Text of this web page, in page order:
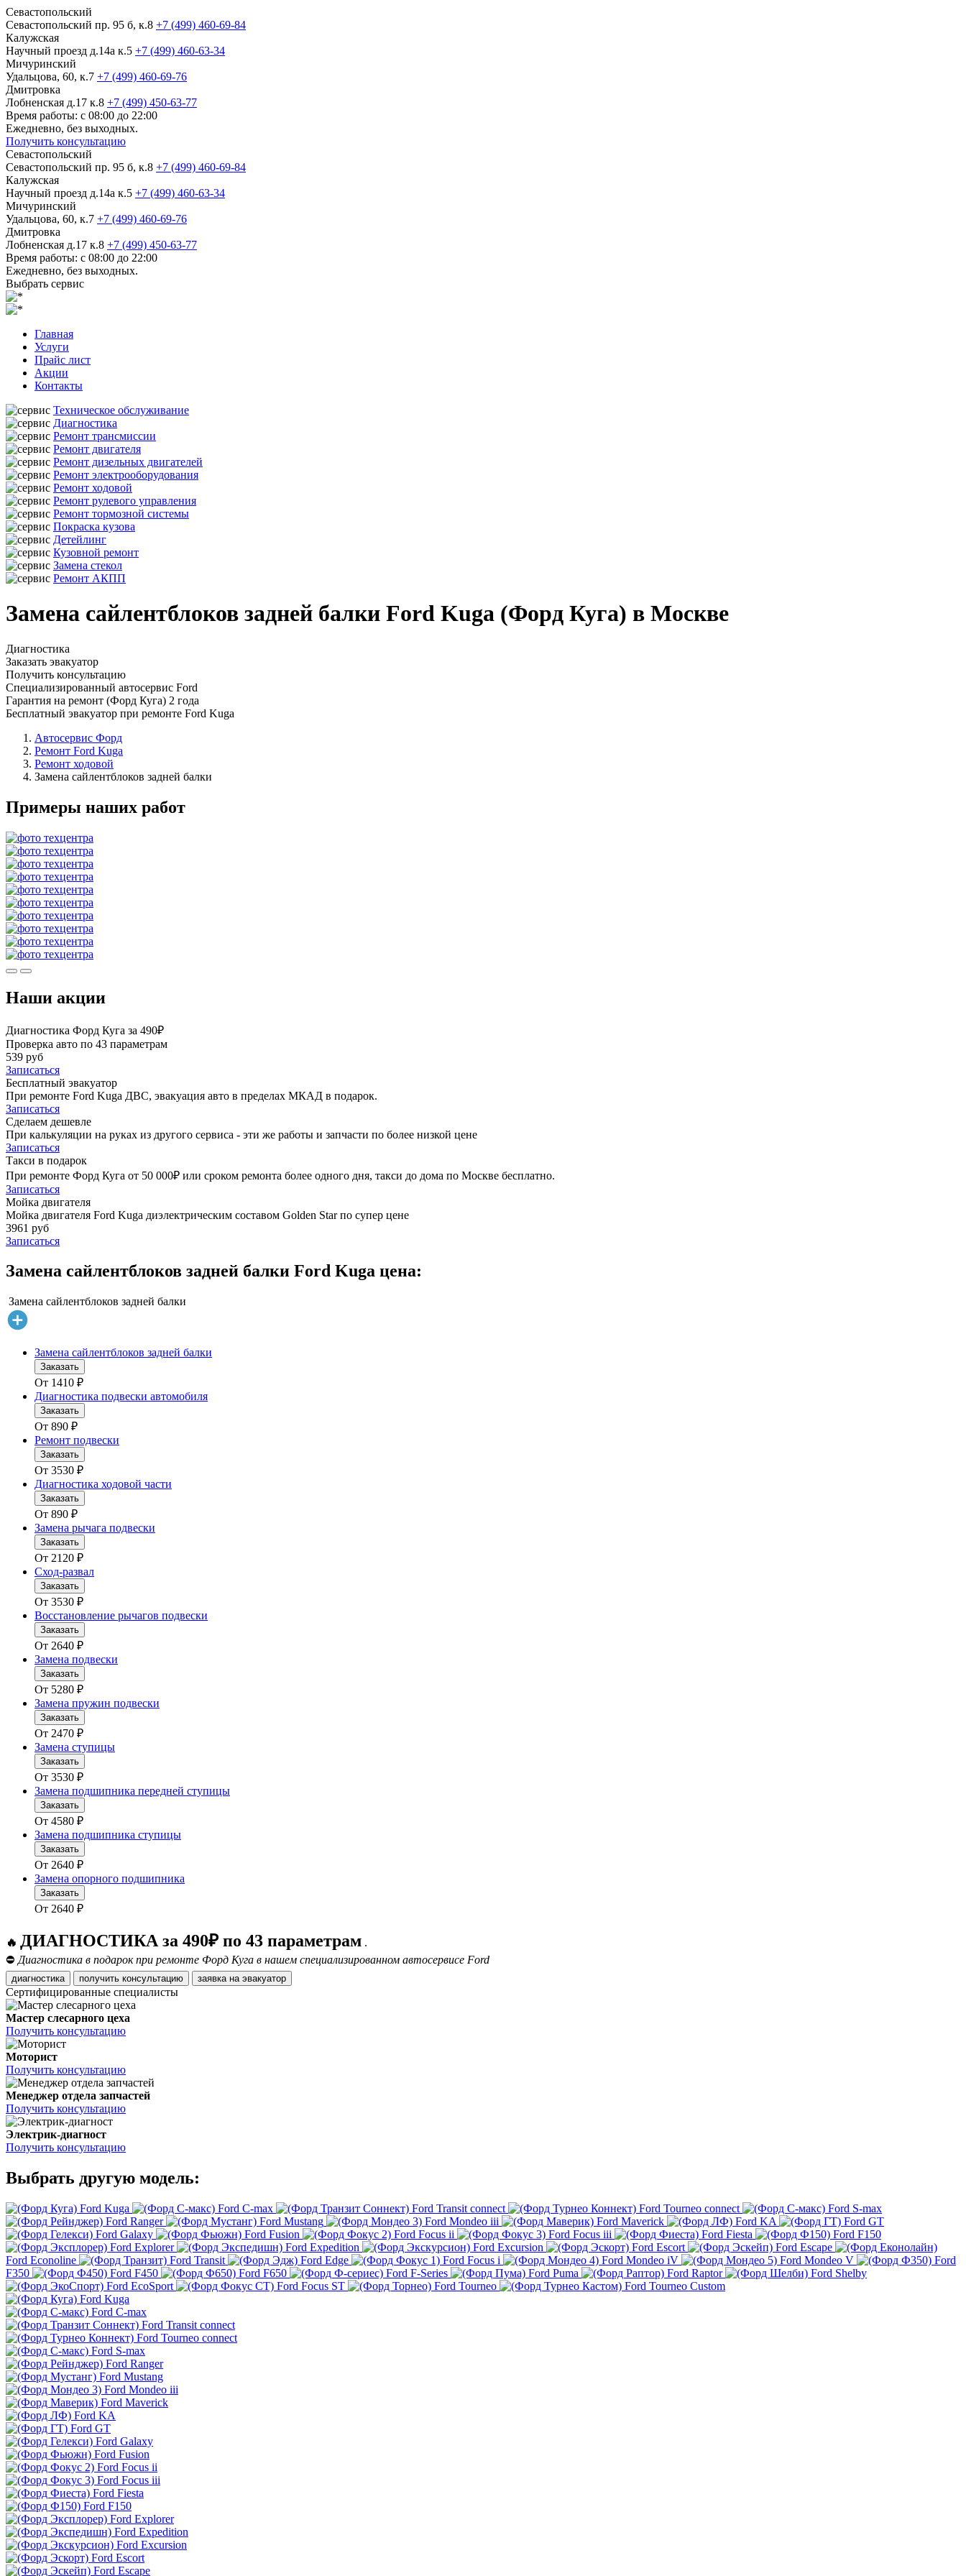
Севастопольский
Севастопольский пр. 95 б, к.8 +7 (499) 460-69-84
Калужская
Научный проезд д.14а к.5 +7 (499) 460-63-34
Мичуринский
Удальцова, 60, к.7 +7 (499) 460-69-76
Дмитровка
Лобненская д.17 к.8 +7 (499) 450-63-77
Время работы: с 08:00 до 22:00
Ежедневно, без выходных.
Получить консультацию
Севастопольский
Севастопольский пр. 95 б, к.8 +7 (499) 460-69-84
Калужская
Научный проезд д.14а к.5 +7 (499) 460-63-34
Мичуринский
Удальцова, 60, к.7 +7 (499) 460-69-76
Дмитровка
Лобненская д.17 к.8 +7 (499) 450-63-77
Время работы: с 08:00 до 22:00
Ежедневно, без выходных.
Выбрать сервис
Главная
Услуги
Прайс лист
Акции
Контакты
Техническое обслуживание
Диагностика
Ремонт трансмиссии
Ремонт двигателя
Ремонт дизельных двигателей
Ремонт электрооборудования
Ремонт ходовой
Ремонт рулевого управления
Ремонт тормозной системы
Покраска кузова
Детейлинг
Кузовной ремонт
Замена стекол
Ремонт АКПП
Замена сайлентблоков задней балки Ford Kuga (Форд Куга) в Москве
Диагностика
Заказать эвакуатор
Получить консультацию
Специализированный автосервис Ford
Гарантия на ремонт (Форд Куга) 2 года
Бесплатный эвакуатор при ремонте Ford Kuga
Автосервис Форд
Ремонт Ford Kuga
Ремонт ходовой
Замена сайлентблоков задней балки
Примеры наших работ
Наши акции
Диагностика Форд Куга за 490₽
Проверка авто по 43 параметрам
539 руб
Записаться
Бесплатный эвакуатор
При ремонте Ford Kuga ДВС, эвакуация авто в пределах МКАД в подарок.
Записаться
Сделаем дешевле
При калькуляции на руках из другого сервиса - эти же работы и запчасти по более низкой цене
Записаться
Такси в подарок
При ремонте Форд Куга от 50 000₽ или сроком ремонта более одного дня, такси до дома по Москве бесплатно.
Записаться
Мойка двигателя
Мойка двигателя Ford Kuga диэлектрическим составом Golden Star по супер цене
3961 руб
Записаться
Замена сайлентблоков задней балки Ford Kuga цена:
Замена сайлентблоков задней балки
Замена сайлентблоков задней балки
Заказать
От 1410 ₽
Диагностика подвески автомобиля
Заказать
От 890 ₽
Ремонт подвески
Заказать
От 3530 ₽
Диагностика ходовой части
Заказать
От 890 ₽
Замена рычага подвески
Заказать
От 2120 ₽
Сход-развал
Заказать
От 3530 ₽
Восстановление рычагов подвески
Заказать
От 2640 ₽
Замена подвески
Заказать
От 5280 ₽
Замена пружин подвески
Заказать
От 2470 ₽
Замена ступицы
Заказать
От 3530 ₽
Замена подшипника передней ступицы
Заказать
От 4580 ₽
Замена подшипника ступицы
Заказать
От 2640 ₽
Замена опорного подшипника
Заказать
От 2640 ₽
🔥 ДИАГНОСТИКА за 490₽ по 43 параметрам .
⛔ Диагностика в подарок при ремонте Форд Куга в нашем специализированном автосервисе Ford
диагностика получить консультацию заявка на эвакуатор
Сертифицированные специалисты
Мастер слесарного цеха
Получить консультацию
Моторист
Получить консультацию
Менеджер отдела запчастей
Получить консультацию
Электрик-диагност
Получить консультацию
Выбрать другую модель:
Ford Kuga Ford C-max Ford Transit connect Ford Tourneo connect
Ford S-max
Ford Ranger
Ford Mustang Ford Mondeo iii Ford Maverick Ford KA
Ford GT
Ford Galaxy
Ford Fusion Ford Focus ii Ford Focus iii Ford Fiesta
Ford F150
Ford Explorer
Ford Expedition Ford Excursion Ford Escort
Ford Escape
Ford Econoline
Ford Transit Ford Edge Ford Focus i Ford Mondeo iV Ford Mondeo V
Ford
F350
Ford F450 Ford F650 Ford F-Series Ford Puma Ford Raptor
Ford Shelby
Ford EcoSport
Ford Focus ST Ford Tourneo
Ford Tourneo Custom
Ford Kuga
Ford C-max
Ford Transit connect
Ford Tourneo connect
Ford S-max
Ford Ranger
Ford Mustang
Ford Mondeo iii
Ford Maverick
Ford KA
Ford GT
Ford Galaxy
Ford Fusion
Ford Focus ii
Ford Focus iii
Ford Fiesta
Ford F150
Ford Explorer
Ford Expedition
Ford Excursion
Ford Escort
Ford Escape